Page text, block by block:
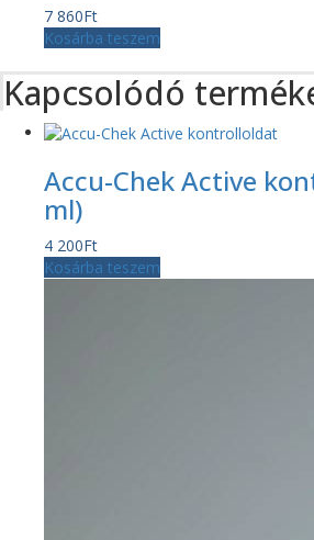
7 860Ft
Kosárba teszem
Kapcsolódó
Accu-Chek Active
ml)
4 200Ft
Kosárba teszem